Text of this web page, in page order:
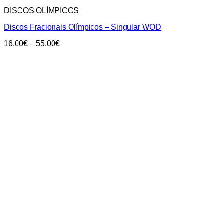
DISCOS OLÍMPICOS
Discos Fracionais Olímpicos – Singular WOD
16.00€ – 55.00€Price